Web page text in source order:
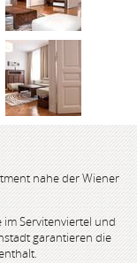
nahe der Wiener
Servitenviertel und
garantieren die